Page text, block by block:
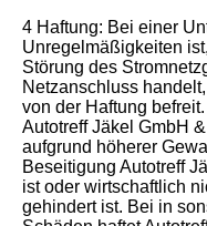
4 Haftung: Bei einer
Unregelmäßigkeiten
Störung des
Netzanschluss
von der Haftung
Autotreff Jäkel GmbH
aufgrund höherer
Beseitigung Autotreff
ist oder wirtschaftlich
gehindert ist. Bei in